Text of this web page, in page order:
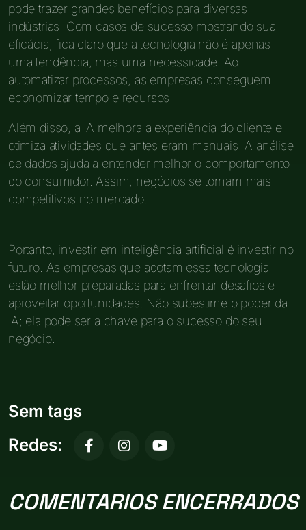
pode trazer grandes benefícios para diversas
indústrias. Com casos de sucesso mostrando sua
eficácia, fica claro que a tecnologia não é apenas
uma tendência, mas uma necessidade. Ao
automatizar processos, as empresas conseguem
economizar tempo e recursos.
Além disso, a IA melhora a experiência do cliente e
otimiza atividades que antes eram manuais. A análise
de dados ajuda a entender melhor o comportamento
do consumidor. Assim, negócios se tornam mais
competitivos no mercado.
Portanto, investir em inteligência artificial é investir no
futuro. As empresas que adotam essa tecnologia
estão melhor preparadas para enfrentar desafios e
aproveitar oportunidades. Não subestime o poder da
IA; ela pode ser a chave para o sucesso do seu
negócio.
Sem tags
Redes:
COMENTARIOS ENCERRADOS